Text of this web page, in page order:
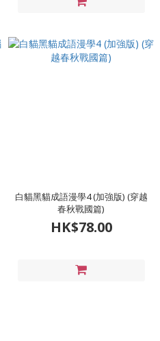
白貓黑貓成語漫學4 (加強版) (穿越
春秋戰國篇)
HK$78.00